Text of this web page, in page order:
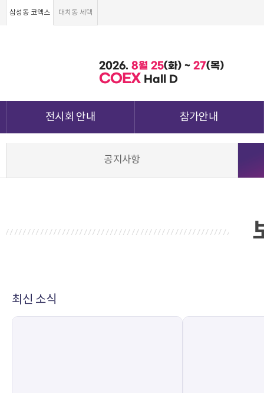
삼성동 코엑스 대치동 세텍
2026. 8월 25(화) ~ 27(목)
COEX Hall D
전시회 안내 참가안내
공지사항
최신 소식